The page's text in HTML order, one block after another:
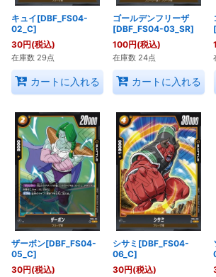
キュイ[DBF_FS04-
02_C]
30円(税込)
在庫数 29点
カートに入れる
ゴールデンフリーザ
[DBF_FS04-03_SR]
100円(税込)
在庫数 24点
カートに入れる
ザーボン[DBF_FS04-
05_C]
30円(税込)
シサミ[DBF_FS04-
06_C]
30円(税込)